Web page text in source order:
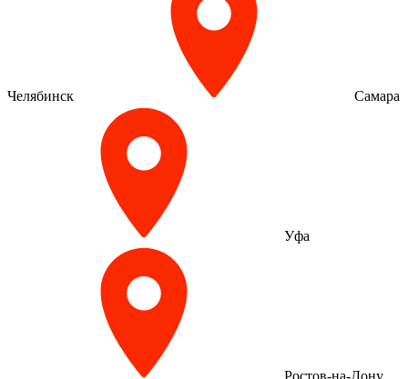
Челябинск Самара
Уфа
Ростов-на-Дону